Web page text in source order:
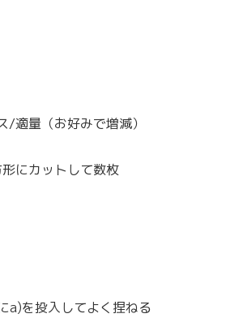
/適量（お好みで増減）
にカットして数枚
a)を投入してよく捏ねる